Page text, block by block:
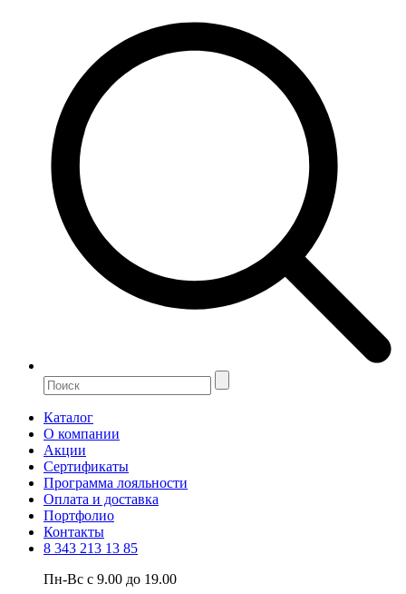
Каталог
О компании
Акции
Сертификаты
Программа лояльности
Оплата и доставка
Портфолио
Контакты
8 343 213 13 85
Пн-Вс с 9.00 до 19.00